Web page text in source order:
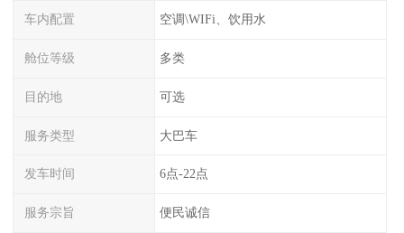
车内配置 空调\WIFi、饮用水
舱位等级 多类
目的地 可选
服务类型 大巴车
发车时间 6点-22点
服务宗旨 便民诚信